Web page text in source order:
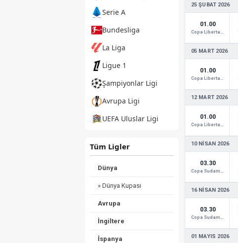
Serie A
Bundesliga
La Liga
Ligue 1
Şampiyonlar Ligi
Avrupa Ligi
UEFA Uluslar Ligi
Tüm Ligler
Dünya
» Dünya Kupası
Avrupa
İngiltere
İspanya
25 ŞUBAT 2026
01.00
Copa Libertadores
05 MART 2026
01.00
Copa Libertadores
12 MART 2026
01.00
Copa Libertadores
10 NISAN 2026
03.30
Copa Sudamericana
16 NISAN 2026
03.30
Copa Sudamericana
01 MAYIS 2026